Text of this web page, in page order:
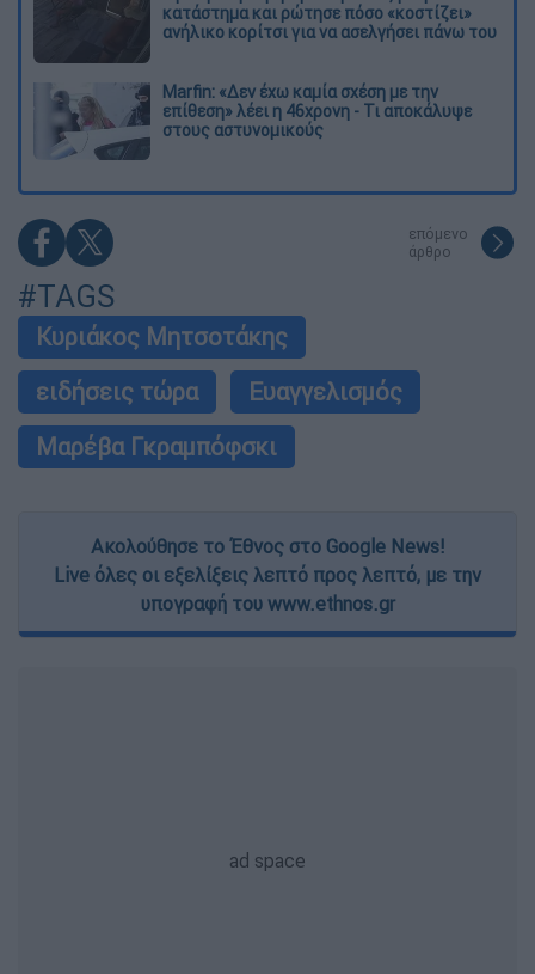
κατάστημα και ρώτησε πόσο «κοστίζει»
ανήλικο κορίτσι για να ασελγήσει πάνω του
Marfin: «Δεν έχω καμία σχέση με την
επίθεση» λέει η 46χρονη - Τι αποκάλυψε
στους αστυνομικούς
επόμενο
άρθρο
#TAGS
Κυριάκος Μητσοτάκης
ειδήσεις τώρα
Ευαγγελισμός
Μαρέβα Γκραμπόφσκι
Ακολούθησε το Έθνος στο Google News!
Live όλες οι εξελίξεις λεπτό προς λεπτό, με την
υπογραφή του www.ethnos.gr